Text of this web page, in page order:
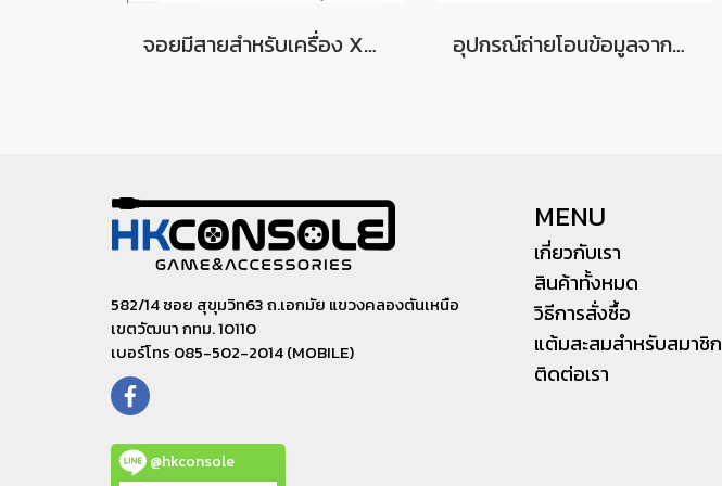
จอยมีสายสำหรับเครื่อง Xbox 360 สามารถใช้กับ PC Windows ได้ Wired Vibration Controller For Xbox 360 อุปกรณ์ถ่ายโอนข้อมูลจากฮาร์ดดิสก์ Xbox 360 เข้าสู่คอมพิวเตอร์ Hard Drive Transfer Cable For Xbox 360 to PC
582/14 ซอย สุขุมวิท63 ถ.เอกมัย แขวงคลองตันเหนือ
เขตวัฒนา กทม. 10110
เบอร์โทร 085-502-2014 (MOBILE)
@hkconsole
MENU
เกี่ยวกับเรา
สินค้าทั้งหมด
วิธีการสั่งซื้อ
แต้มสะสมสำหรับสมาชิก
ติดต่อเรา